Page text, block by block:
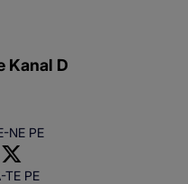
Kanal D
NE PE
TE PE